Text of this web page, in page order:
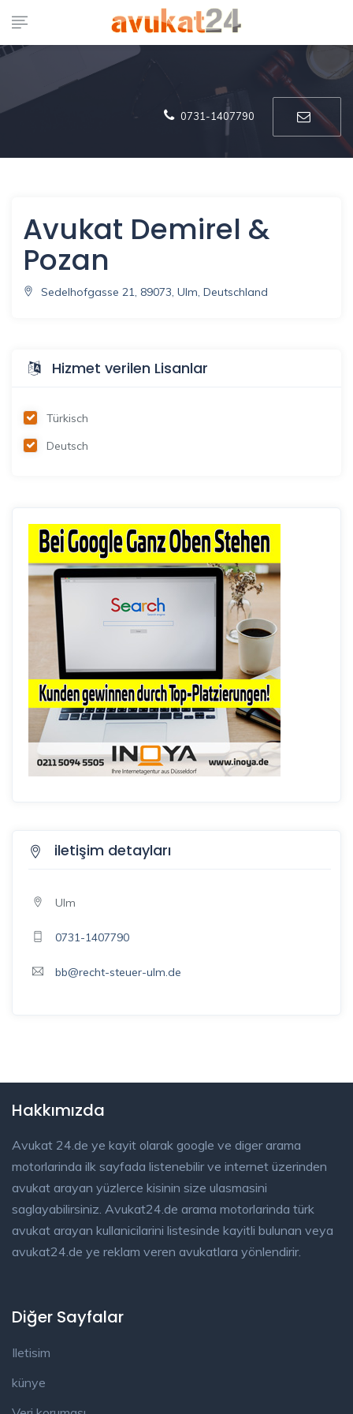
0731-1407790
Avukat Demirel &
Pozan
Sedelhofgasse 21, 89073, Ulm, Deutschland
Hizmet verilen Lisanlar
Türkisch
Deutsch
iletişim detayları
Ulm
0731-1407790
bb@recht-steuer-ulm.de
Hakkımızda
Avukat 24.de ye kayit olarak google ve diger arama
motorlarinda ilk sayfada listenebilir ve internet üzerinden
avukat arayan yüzlerce kisinin size ulasmasini
saglayabilirsiniz. Avukat24.de arama motorlarinda türk
avukat arayan kullanicilarini listesinde kayitli bulunan veya
avukat24.de ye reklam veren avukatlara yönlendirir.
Diğer Sayfalar
Iletisim
künye